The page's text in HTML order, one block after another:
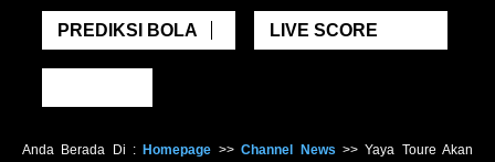
PREDIKSI BOLA LIVE SCORE
Anda Berada Di :Homepage >>Channel News >>Yaya Toure Akan